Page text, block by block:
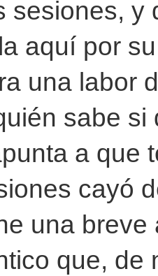
sesiones,
aquí por
una labor
sabe
a que
cayó
una
que, de